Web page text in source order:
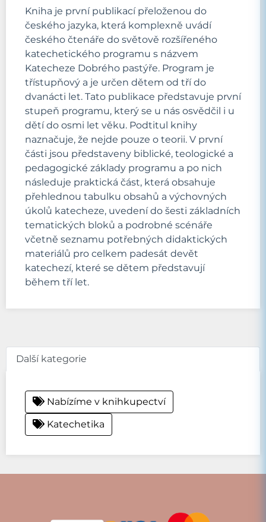
Kniha je první publikací přeloženou do
českého jazyka, která komplexně uvádí
českého čtenáře do světově rozšířeného
katechetického programu s názvem
Katecheze Dobrého pastýře. Program je
třístupňový a je určen dětem od tří do
dvanácti let. Tato publikace představuje první
stupeň programu, který se u nás osvědčil i u
dětí do osmi let věku. Podtitul knihy
naznačuje, že nejde pouze o teorii. V první
části jsou představeny biblické, teologické a
pedagogické základy programu a po nich
následuje praktická část, která obsahuje
přehlednou tabulku obsahů a výchovných
úkolů katecheze, uvedení do šesti základních
tematických bloků a podrobné scénáře
včetně seznamu potřebných didaktických
materiálů pro celkem padesát devět
katechezí, které se dětem představují
během tří let.
Další kategorie
Nabízíme v knihkupectví
Katechetika